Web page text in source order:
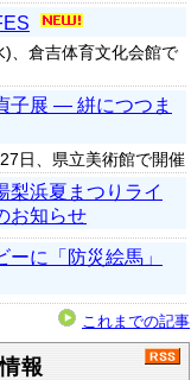
、倉吉体育文化会館で
子展 ― 絣につつま
日、県立美術館で開催
梨浜夏まつりライ
お知らせ
に「防災絵馬」
これまでの記事
報